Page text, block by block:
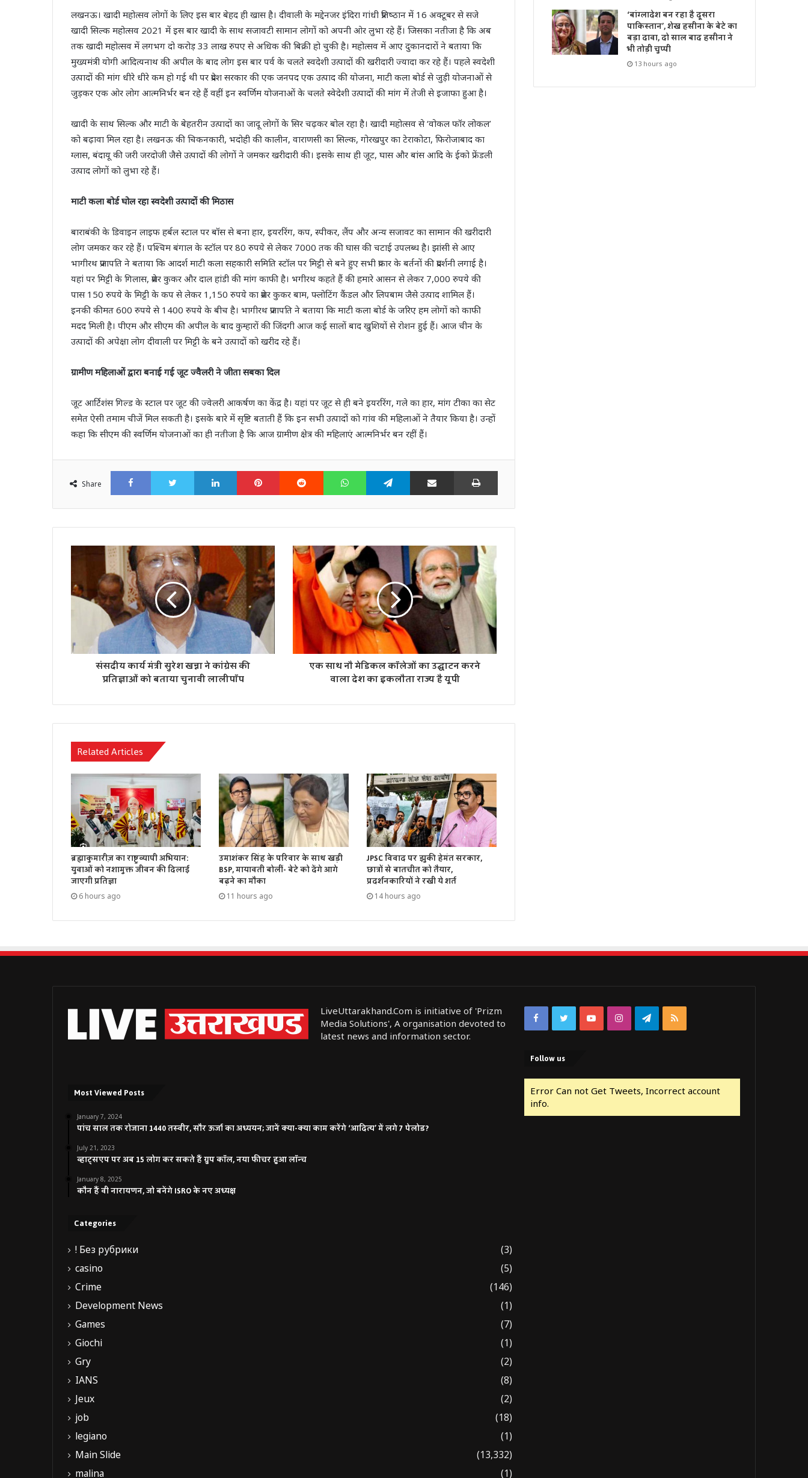
लखनऊ। खादी महोत्‍सव लोगों के लिए इस बार बेहद ही खास है। दीवाली के मद्देनजर इंदिरा गांधी प्रतिष्‍ठान में 16 अक्‍टूबर से सजे
खादी सिल्‍क महोत्‍सव 2021 में इस बार खादी के साथ सजावटी सामान लोगों को अपनी ओर लुभा रहे हैं। जिसका नतीजा है कि अब
तक खादी महोत्सव में लगभग दो करोड़ 33 लाख रुपए से अधिक की बिक्री हो चुकी है। महोत्‍सव में आए दुकानदारों ने बताया कि
मुख्‍यमंत्री योगी आदित्‍यनाथ की अपील के बाद लोग इस बार पर्व के चलते स्‍वदेशी उत्‍पादों की खरीदारी ज्‍यादा कर रहे हैं। पहले स्‍वदेशी
उत्‍पादों की मांग धीरे धीरे कम हो गई थी पर प्रदेश सरकार की एक जनपद एक उत्पाद की योजना, माटी कला बोर्ड से जुड़ी योजनाओं से
जुड़कर एक ओर लोग आत्‍मनिर्भर बन रहे हैं वहीं इन स्‍वर्णिम योजनाओं के चलते स्‍वेदेशी उत्‍पादों की मांग में तेजी से इजाफा हुआ है।
खादी के साथ सिल्‍क और माटी के बेहतरीन उत्‍पादों का जादू लोगों के सिर चढ़कर बोल रहा है। खादी महोत्‍सव से ‘वोकल फॉर लोकल’
को बढ़ावा मिल रहा है। लखनऊ की चिकनकारी, भदोही की कालीन, वाराणसी का सिल्क, गोरखपुर का टेराकोटा, फिरोजाबाद का
ग्लास, बंदायू की जरी जरदोजी जैसे उत्‍पादों की लोगों ने जमकर खरीदारी की। इसके साथ ही जूट, घास और बांस आदि के ईको फ्रेंडली
उत्पाद लोगों को लुभा रहे हैं।
माटी कला बोर्ड घोल रहा स्‍वदेशी उत्‍पादों की मिठास
बाराबंकी के डिवाइन लाइफ हर्बल स्‍टाल पर बॉस से बना हार, इयररिंग, कप, स्पीकर, लैंप और अन्य सजावट का सामान की खरीदारी
लोग जमकर कर रहे हैं। पश्चिम बंगाल के स्‍टॉल पर 80 रुपये से लेकर 7000 तक की घास की चटाई उपलब्ध है। झांसी से आए
भागीरथ प्रजापति ने बताया कि आदर्श माटी कला सहकारी समिति स्‍टॉल पर मिट्टी से बने हुए सभी प्रकार के बर्तनों की प्रदर्शनी लगाई है।
यहां पर मिट्टी के गिलास, प्रेशर कुकर और दाल हांडी की मांग काफी है। भगीरथ कहते हैं की हमारे आसन से लेकर 7,000 रुपये की
पास 150 रुपये के मिट्टी के कप से लेकर 1,150 रुपये का प्रेशर कुकर बाम, फ्लोटिंग कैंडल और लिपबाम जैसे उत्पाद शामिल हैं।
इनकी कीमत 600 रुपये से 1400 रुपये के बीच है। भागीरथ प्रजापति ने बताया कि माटी कला बोर्ड के जरिए हम लोगों को काफी
मदद मिली है। पीएम और सीएम की अपील के बाद कुम्‍हारों की जिंदगी आज कई सालों बाद खुशियों से रोशन हुई हैं। आज चीन के
उत्‍पादों की अपेक्षा लोग दीवाली पर मिट्टी के बने उत्‍पादों को खरीद रहे हैं।
ग्रामीण महिलाओं द्वारा बनाई गई जूट ज्‍वैलरी ने जीता सबका दिल
जूट आर्टिशंस गिल्ड के स्टाल पर जूट की ज्वेलरी आकर्षण का केंद्र है। यहां पर जूट से ही बने इयररिंग, गले का हार, मांग टीका का सेट
समेत ऐसी तमाम चीजें मिल सकती है। इसके बारे में सृष्टि बताती हैं कि इन सभी उत्पादों को गांव की महिलाओं ने तैयार किया है। उन्‍हों
कहा कि सीएम की स्‍वर्णिम योजनाओं का ही नतीजा है कि आज ग्रामीण क्षेत्र की महिलाएं आत्‍मनिर्भर बन रहीं हैं।
Share
FacebookTwitter LinkedIn Pinterest Reddit WhatsAppTelegram Share via Email Print
संसदीय कार्य मंत्री सुरेश खन्ना ने कांग्रेस की
प्रतिज्ञाओं को बताया चुनावी लालीपॉप
एक साथ नौ मेडिकल कॉलेजों का उद्घाटन करने
वाला देश का इकलौता राज्य है यूपी
Related Articles
ब्रह्माकुमारीज़ का राष्ट्रव्यापी अभियान:
युवाओं को नशामुक्त जीवन की दिलाई
जाएगी प्रतिज्ञा
6 hours ago
उमाशंकर सिंह के परिवार के साथ खड़ी
BSP, मायावती बोलीं- बेटे को देंगे आगे
बढ़ने का मौका
11 hours ago
JPSC विवाद पर झुकी हेमंत सरकार,
छात्रों से बातचीत को तैयार,
प्रदर्शनकारियों ने रखी ये शर्त
14 hours ago
‘बांग्लादेश बन रहा है दूसरा
पाकिस्तान’, शेख हसीना के बेटे का
बड़ा दावा, दो साल बाद हसीना ने
भी तोड़ी चुप्पी
13 hours ago
LiveUttarakhand.Com is initiative of 'Prizm
Media Solutions', A organisation devoted to
latest news and information sector.
Most Viewed Posts
January 7, 2024
पांच साल तक रोजाना 1440 तस्वीर, सौर ऊर्जा का अध्ययन; जानें क्या-क्या काम करेंगे ‘आदित्य’ में लगे 7 पेलोड?
July 21, 2023
व्हाट्सएप पर अब 15 लोग कर सकते हैं ग्रुप कॉल, नया फीचर हुआ लॉन्च
January 8, 2025
कौन हैं वी नारायणन, जो बनेंगे ISRO के नए अध्यक्ष
Categories
! Без рубрики
(3)
casino
(5)
Crime
(146)
Development News
(1)
Games
(7)
Giochi
(1)
Gry
(2)
IANS
(8)
Jeux
(2)
job
(18)
legiano
(1)
Main Slide
(13,332)
malina
(1)
FacebookTwitterYouTubeInstagramTelegram
RSS
Follow us
Error Can not Get Tweets, Incorrect account
info.